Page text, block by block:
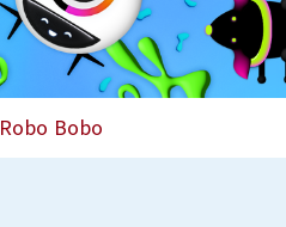
Robo Bobo